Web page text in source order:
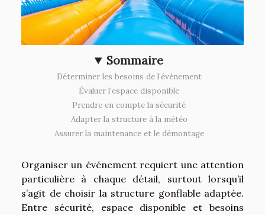
Sommaire
Déterminer les besoins de l’événement
Évaluer l’espace disponible
Prendre en compte la sécurité
Adapter la structure à la météo
Assurer la maintenance et le démontage
Organiser un événement requiert une attention
particulière à chaque détail, surtout lorsqu’il
s’agit de choisir la structure gonflable adaptée.
Entre sécurité, espace disponible et besoins